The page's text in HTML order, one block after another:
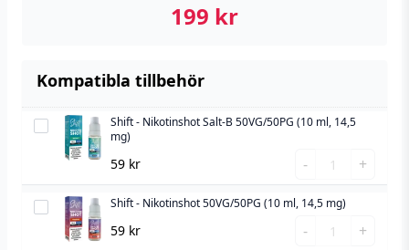
199 kr
Kompatibla tillbehör
Shift
Nikotinshot
Salt-
B
50VG/50PG
Shift - Nikotinshot Salt-B 50VG/50PG (10 ml, 14,5
mg)
59 kr -
Shift
-
Nikotinshot
Salt-
+
Shift
Shift - Nikotinshot 50VG/50PG (10 ml, 14,5 mg)
59 kr -
Shift
+